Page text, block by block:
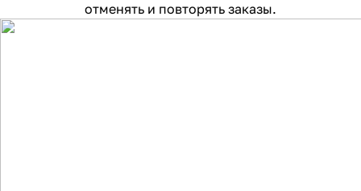
отменять и повторять заказы.